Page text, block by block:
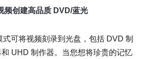
频创建高品质 DVD/蓝光
可将视频刻录到光盘，包括 DVD 制
UHD 制作器。当您想将珍贵的记忆